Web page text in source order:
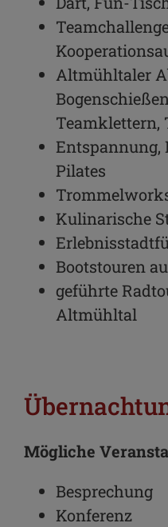
Altmühltaler
Teamklettern,
Entspannung,
Pilates
Kulinarische
Bootstouren
geführte
Altmühltal
Mögliche
Besprechung
Konferenz